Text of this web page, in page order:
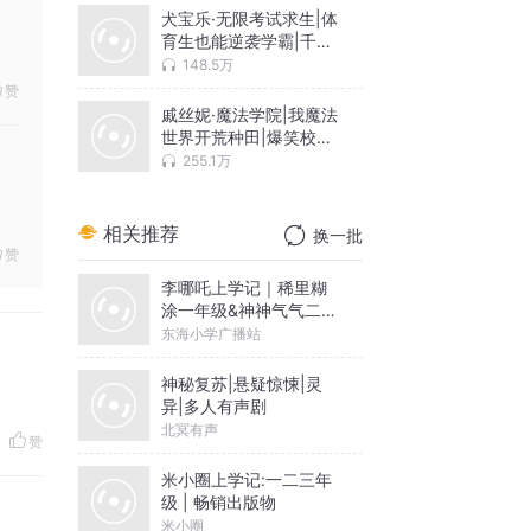
赞
赞
赞
犬宝乐·无限考试求生|体
育生也能逆袭学霸|千面
世界148.5万
戚丝妮·魔法学院|我魔法
世界开荒种田|爆笑校园
冒险255.1万
相关推荐 换一批
李哪吒上学记｜稀里糊
涂一年级&神神气气二年
级
东海小学广播站
神秘复苏|悬疑惊悚|灵
异|多人有声剧
北冥有声
米小圈上学记:一二三年
级 | 畅销出版物
米小圈